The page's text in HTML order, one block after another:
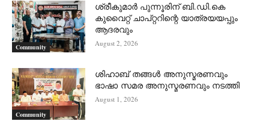
Community
ശ്രീകുമാർ പുന്നൂരിന് ബി.ഡി.കെ
കുവൈറ്റ് ചാപ്റ്ററിന്റെ യാത്രയയപ്പും
ആദരവും
August 2, 2026
Community
ശിഹാബ് തങ്ങൾ അനുസ്മരണവും
ഭാഷാ സമര അനുസ്മരണവും നടത്തി
August 1, 2026